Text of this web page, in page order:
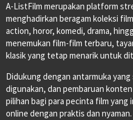
A-ListFilm merupakan platform
menghadirkan beragam koleksi
action, horor, komedi, drama,
menemukan film-film terbaru,
klasik yang tetap menarik untuk
Didukung dengan antarmuka
digunakan, dan pembaruan
pilihan bagi para pecinta film yang
online dengan praktis dan nyaman.